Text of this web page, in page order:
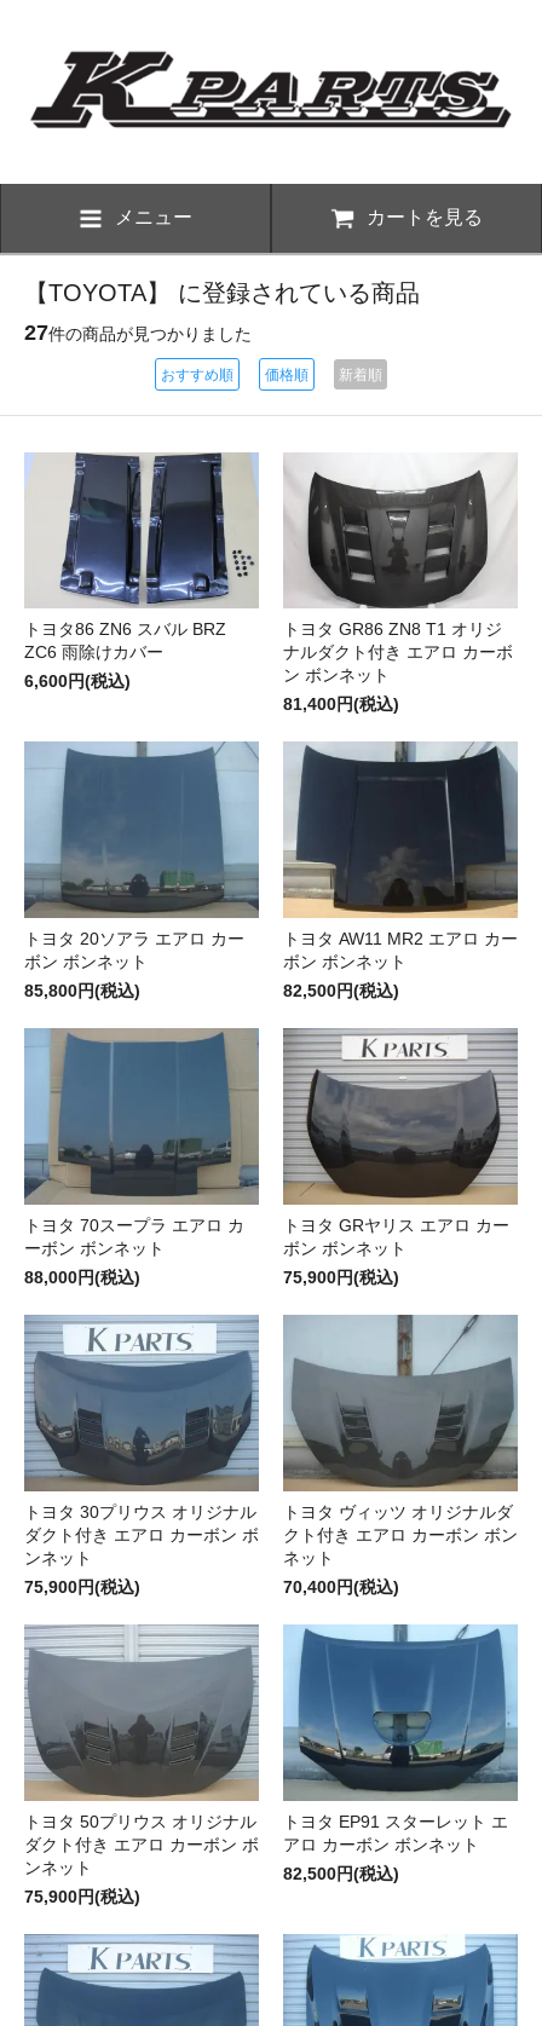
メニュー カートを見る
【TOYOTA】 に登録されている商品
27件の商品が見つかりました
おすすめ順 価格順 新着順
トヨタ86 ZN6 スバル BRZ
ZC6 雨除けカバー
6,600円(税込)
トヨタ GR86 ZN8 T1 オリジ
ナルダクト付き エアロ カーボ
ン ボンネット
81,400円(税込)
トヨタ 20ソアラ エアロ カー
ボン ボンネット
85,800円(税込)
トヨタ AW11 MR2 エアロ カー
ボン ボンネット
82,500円(税込)
トヨタ 70スープラ エアロ カ
ーボン ボンネット
88,000円(税込)
トヨタ GRヤリス エアロ カー
ボン ボンネット
75,900円(税込)
トヨタ 30プリウス オリジナル
ダクト付き エアロ カーボン ボ
ンネット
75,900円(税込)
トヨタ ヴィッツ オリジナルダ
クト付き エアロ カーボン ボン
ネット
70,400円(税込)
トヨタ 50プリウス オリジナル
ダクト付き エアロ カーボン ボ
ンネット
75,900円(税込)
トヨタ EP91 スターレット エ
アロ カーボン ボンネット
82,500円(税込)